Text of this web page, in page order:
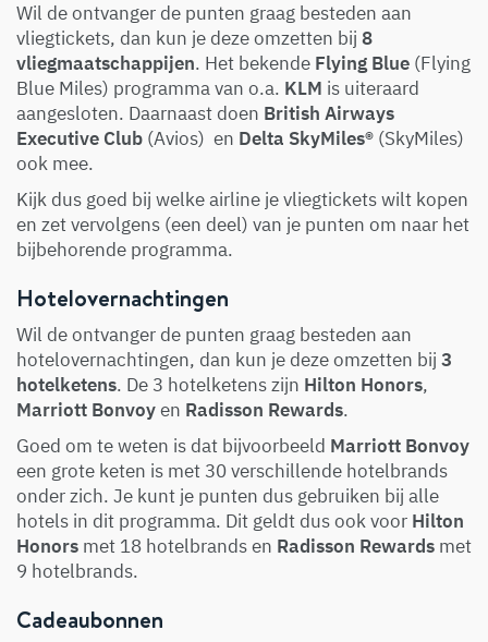
Wil de ontvanger de punten graag besteden aan
vliegtickets, dan kun je deze omzetten bij 8
vliegmaatschappijen. Het bekende Flying Blue (Flying
Blue Miles) programma van o.a. KLM is uiteraard
aangesloten. Daarnaast doen British Airways
Executive Club (Avios) en Delta SkyMiles® (SkyMiles)
ook mee.
Kijk dus goed bij welke airline je vliegtickets wilt kopen
en zet vervolgens (een deel) van je punten om naar het
bijbehorende programma.
Hotelovernachtingen
Wil de ontvanger de punten graag besteden aan
hotelovernachtingen, dan kun je deze omzetten bij 3
hotelketens. De 3 hotelketens zijn Hilton Honors,
Marriott Bonvoyen Radisson Rewards.
Goed om te weten is dat bijvoorbeeld Marriott Bonvoy
een grote keten is met 30 verschillende hotelbrands
onder zich. Je kunt je punten dus gebruiken bij alle
hotels in dit programma. Dit geldt dus ook voor Hilton
Honors met 18 hotelbrands en Radisson Rewards met
9 hotelbrands.
Cadeaubonnen